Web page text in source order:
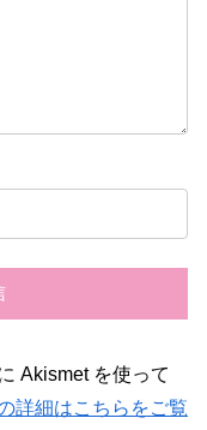
Akismet を使って
詳細はこちらをご覧